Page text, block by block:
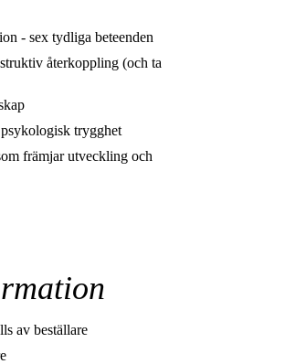
- sex tydliga beteenden
återkoppling (och ta
trygghet
främjar utveckling och
av beställare